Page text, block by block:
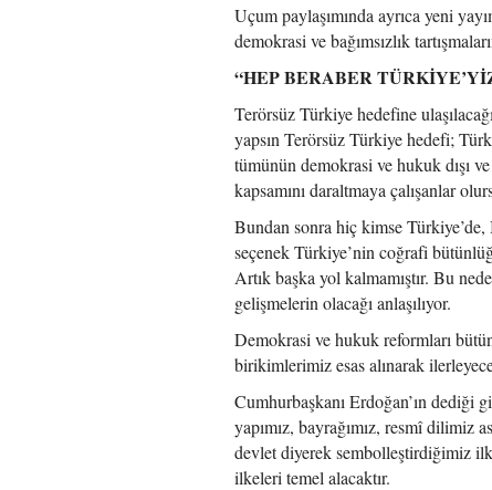
Uçum paylaşımında ayrıca yeni
demokrasi ve bağımsızlık
“HEP BERABER
Terörsüz Türkiye hedefine
yapsın Terörsüz Türkiye hedefi;
tümünün demokrasi ve hukuk dışı
kapsamını daraltmaya çalışanlar
Bundan sonra hiç kimse
seçenek Türkiye’nin coğrafi
Artık başka yol kalmamıştır. Bu
gelişmelerin olacağı anlaşılıyor.
Demokrasi ve hukuk reformları
birikimlerimiz esas alınarak
Cumhurbaşkanı Erdoğan’ın
yapımız, bayrağımız, resmî dilimiz
devlet diyerek sembolleştirdiğimiz
ilkeleri temel alacaktır.